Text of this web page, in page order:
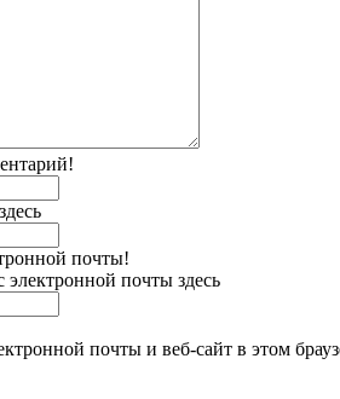
почты!
электронной почты здесь
почты и веб-сайт в этом